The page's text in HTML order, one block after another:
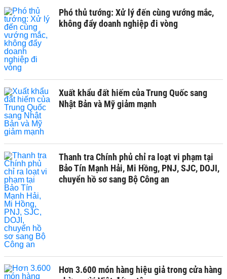
Phó thủ tướng: Xử lý đến cùng vướng mắc,
không đẩy doanh nghiệp đi vòng
Xuất khẩu đất hiếm của Trung Quốc sang
Nhật Bản và Mỹ giảm mạnh
Thanh tra Chính phủ chỉ ra loạt vi phạm tại
Bảo Tín Mạnh Hải, Mi Hồng, PNJ, SJC, DOJI,
chuyển hồ sơ sang Bộ Công an
Hơn 3.600 món hàng hiệu giả trong cửa hàng